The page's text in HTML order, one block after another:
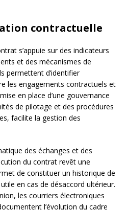
contractuelle
s’appuie sur des indicateurs
et des mécanismes de
permettent d’identifier
les engagements contractuels et
en place d’une gouvernance
de pilotage et des procédures
facilite la gestion des
des échanges et des
du contrat revêt une
de constituer un historique de
en cas de désaccord ultérieur.
les courriers électroniques
l’évolution du cadre